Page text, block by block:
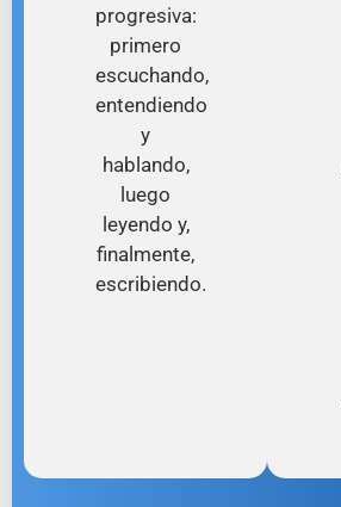
progresiva:
primero
escuchando,
entendiendo
y
hablando,
luego
leyendo y,
finalmente,
escribiendo.